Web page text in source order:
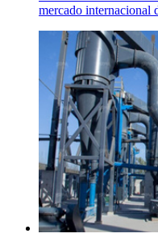
mercado internacional